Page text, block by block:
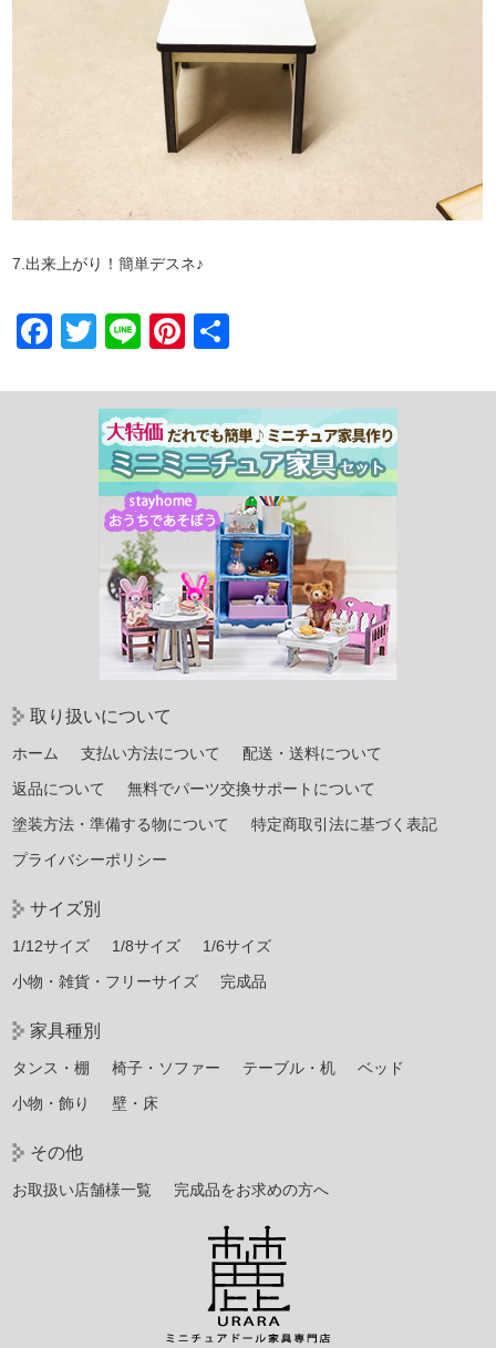
7.出来上がり！簡単デスネ♪
Facebook
Twitter
LinePinterest
取り扱いについて
ホーム 支払い方法について
配送・送料について
返品について
無料でパーツ交換サポートについて
塗装方法・準備する物について
特定商取引法に基づく表記
プライバシーポリシー
サイズ別
1/12サイズ 1/8サイズ
1/6サイズ
小物・雑貨・フリーサイズ
完成品
家具種別
タンス・棚 椅子・ソファー テーブル・机
ベッド
小物・飾り
壁・床
その他
お取扱い店舗様一覧 完成品をお求めの方へ